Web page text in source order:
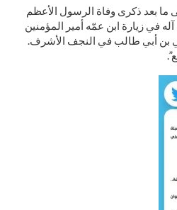
ما بعد ذكرى وفاة الرسول الأعظم
في زيارة ابن عمّه أمير المؤمنين
بن أبي طالب في النجف الأشرف.